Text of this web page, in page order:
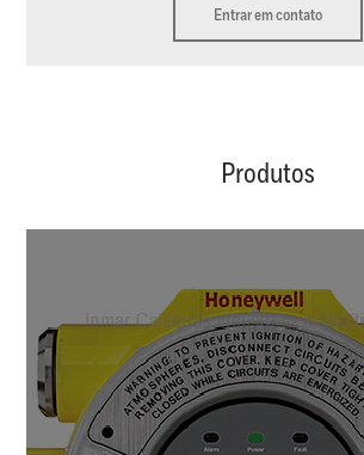
Entrar em contato
Produtos